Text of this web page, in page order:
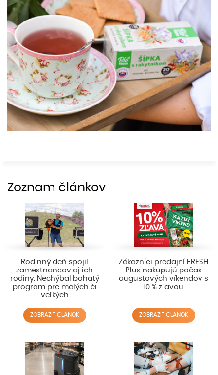
Zoznam článkov
Rodinný deň spojil
zamestnancov aj ich
rodiny. Nechýbal bohatý
program pre malých či
veľkých
ZOBRAZIŤ ČLÁNOK
Zákazníci predajní FRESH
Plus nakupujú počas
augustových víkendov s
10 % zľavou
ZOBRAZIŤ ČLÁNOK